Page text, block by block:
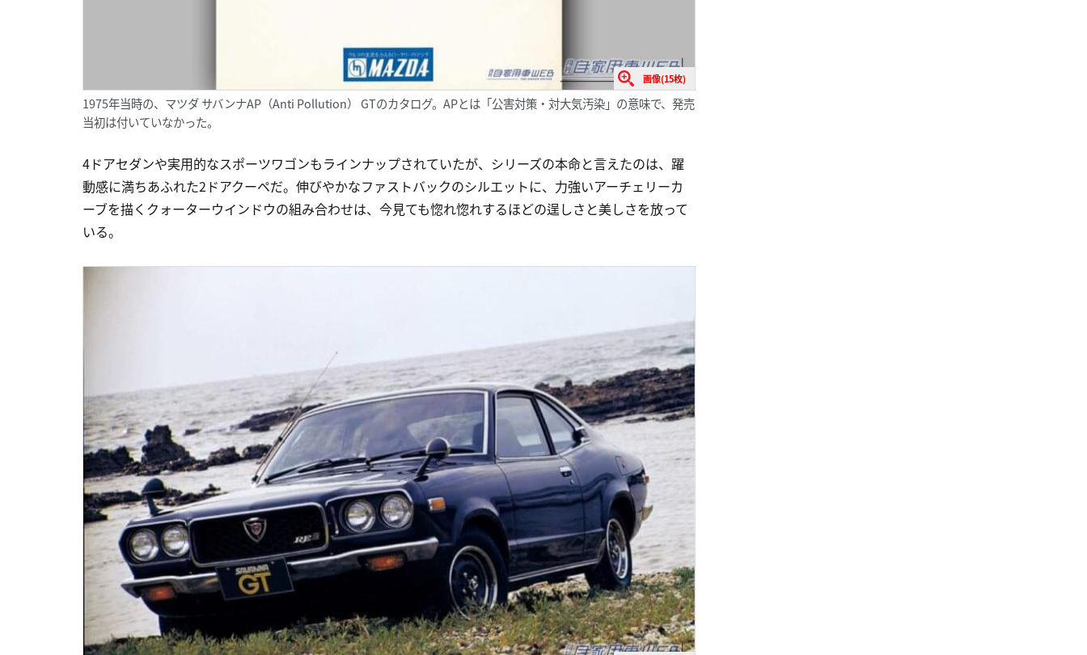
画像(15枚)
1975年当時の、マツダ サバンナAP（Anti Pollution） GTのカタログ。APとは「公害対策・対大気汚染」の意味で、発売
当初は付いていなかった。
4ドアセダンや実用的なスポーツワゴンもラインナップされていたが、シリーズの本命と言えたのは、躍
動感に満ちあふれた2ドアクーペだ。伸びやかなファストバックのシルエットに、力強いアーチェリーカ
ーブを描くクォーターウインドウの組み合わせは、今見ても惚れ惚れするほどの逞しさと美しさを放って
いる。